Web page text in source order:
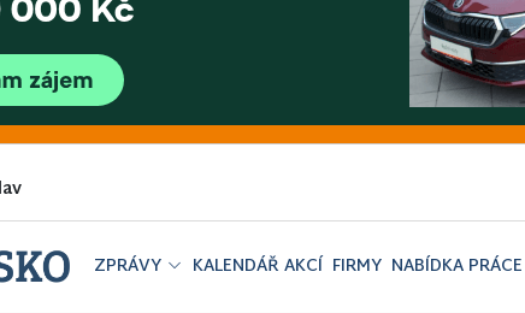
ZPRÁVY KALENDÁŘ AKCÍ FIRMY NABÍDKA PRÁCE